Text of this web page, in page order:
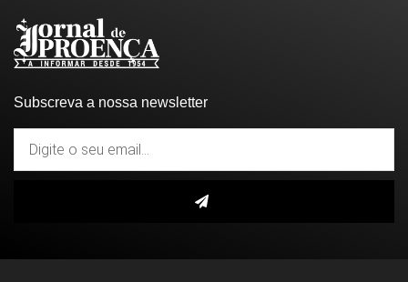
Subscreva a nossa newsletter